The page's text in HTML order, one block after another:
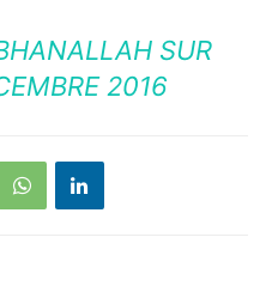
SUR
2016